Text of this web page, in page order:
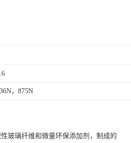
，875N
玻璃纤维和微量环保添加剂，制成的